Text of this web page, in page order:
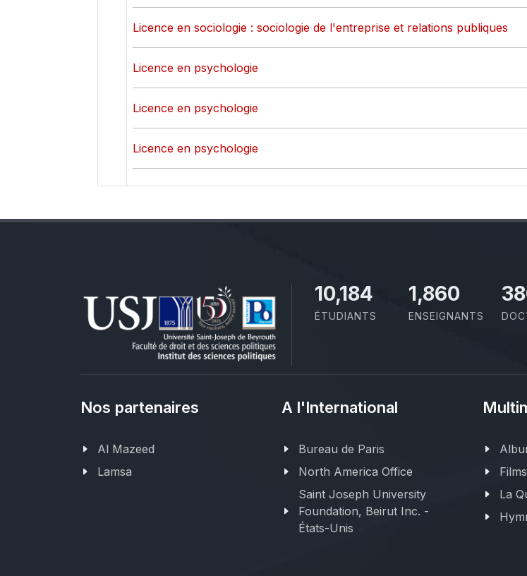
Licence en sociologie : sociologie de l'entreprise et relations publiques
Licence en psychologie
Licence en psychologie
Licence en psychologie
11,727
ÉTUDIANTS
2,142
ENSEIGNANTS
Nos partenaires
Al Mazeed
Lamsa
A l'International
Bureau de Paris
North America Office
Saint Joseph University
Foundation, Beirut Inc. -
États-Unis
La